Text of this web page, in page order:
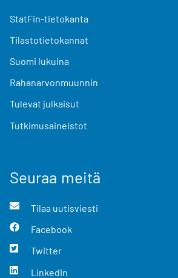
StatFin-tietokanta
Tilastotietokannat
Suomi lukuina
Rahanarvonmuunnin
Tulevat julkaisut
Tutkimusaineistot
Seuraa meitä
Tilaa uutisviesti
Facebook
Twitter
LinkedIn